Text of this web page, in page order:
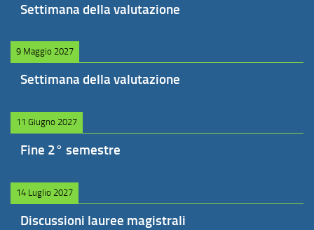
Settimana della valutazione
9 Maggio 2027
Settimana della valutazione
11 Giugno 2027
Fine 2° semestre
14 Luglio 2027
Discussioni lauree magistrali